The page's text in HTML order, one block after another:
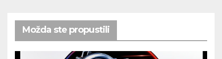
Možda ste propustili